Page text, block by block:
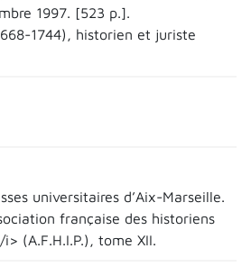
1997. [523 p.].
1744), historien et juriste
universitaires d’Aix-Marseille.
française des historiens
(A.F.H.I.P.), tome XII.